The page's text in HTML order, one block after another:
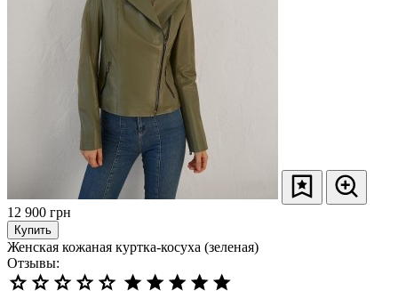
12 900 грн
Купить
Женская кожаная куртка-косуха (зеленая)
Отзывы: